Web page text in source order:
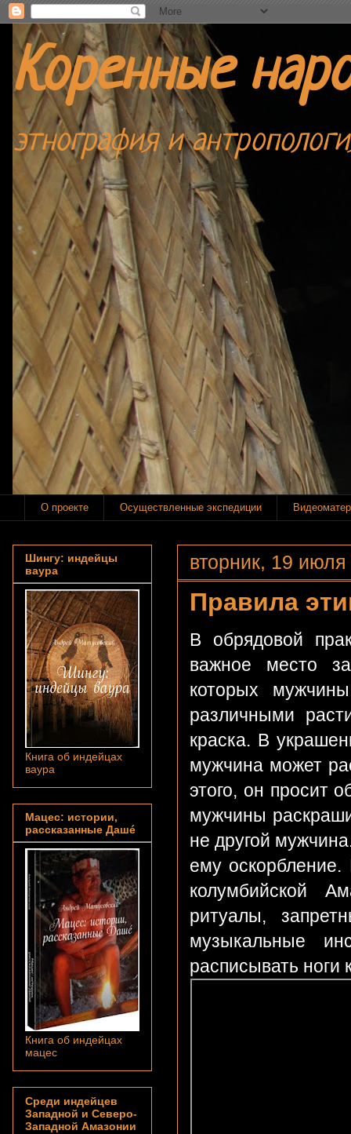
Коренные
этнография и
О проекте Осуществленные экспедиции
вторник, 19 июля
Правила
В обрядовой
важное место
которых
различными
краска. В
мужчина может
этого, он просит
мужчины
не другой
ему
колумбийской
ритуалы,
музыкальные
расписывать ноги
Шингу: индейцы
ваура
Книга об индейцах
ваура
Мацес: истории,
рассказанные Дашé
Книга об индейцах
мацес
Среди индейцев
Западной и Северо-
Западной Амазонии